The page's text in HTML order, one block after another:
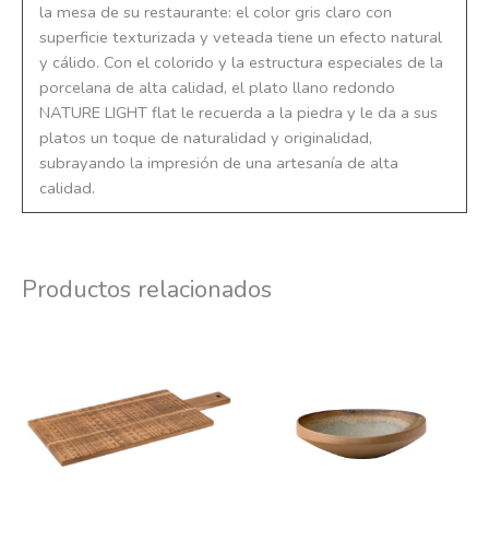
la mesa de su restaurante: el color gris claro con
superficie texturizada y veteada tiene un efecto natural
y cálido. Con el colorido y la estructura especiales de la
porcelana de alta calidad, el plato llano redondo
NATURE LIGHT flat le recuerda a la piedra y le da a sus
platos un toque de naturalidad y originalidad,
subrayando la impresión de una artesanía de alta
calidad.
Productos relacionados